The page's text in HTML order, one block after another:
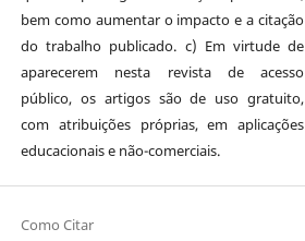
bem como aumentar o impacto e a citação
do trabalho publicado. c) Em virtude de
aparecerem nesta revista de acesso
público, os artigos são de uso gratuito,
com atribuições próprias, em aplicações
educacionais e não-comerciais.
Como Citar